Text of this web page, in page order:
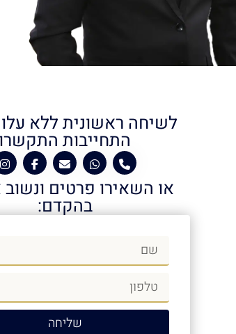
לשיחה ראשונית ללא
התחייבות התקשרו
או השאירו פרטים
בהקדם:
שליחה